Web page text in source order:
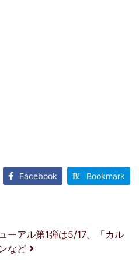
Facebook Bookmark
ョン
ーアル第1弾は5/17。「カル
など